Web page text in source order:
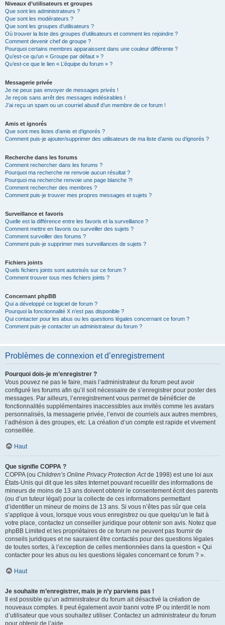
Niveaux d’utilisateurs et groupes
Que sont les administrateurs ?
Que sont les modérateurs ?
Que sont les groupes d’utilisateurs ?
Où trouver la liste des groupes d’utilisateurs et comment les rejoindre ?
Comment devenir chef de groupe ?
Pourquoi certains membres apparaissent dans une couleur différente ?
Qu’est-ce qu’un « Groupe par défaut » ?
Qu’est-ce que le lien « L’équipe du forum » ?
Messagerie privée
Je ne peux pas envoyer de messages privés !
Je reçois sans arrêt des messages indésirables !
J’ai reçu un spam ou un courriel abusif d’un membre de ce forum !
Amis et ignorés
Que sont mes listes d’amis et d’ignorés ?
Comment puis-je ajouter/supprimer des utilisateurs de ma liste d’amis ou d’ignorés ?
Recherche dans les forums
Comment rechercher dans les forums ?
Pourquoi ma recherche ne renvoie aucun résultat ?
Pourquoi ma recherche renvoie une page blanche ?!
Comment rechercher des membres ?
Comment puis-je trouver mes propres messages et sujets ?
Surveillance et favoris
Quelle est la différence entre les favoris et la surveillance ?
Comment mettre en favoris ou surveiller des sujets ?
Comment surveiller des forums ?
Comment puis-je supprimer mes surveillances de sujets ?
Fichiers joints
Quels fichiers joints sont autorisés sur ce forum ?
Comment trouver tous mes fichiers joints ?
Concernant phpBB
Qui a développé ce logiciel de forum ?
Pourquoi la fonctionnalité X n’est pas disponible ?
Qui contacter pour les abus ou les questions légales concernant ce forum ?
Comment puis-je contacter un administrateur du forum ?
Problèmes de connexion et d’enregistrement
Pourquoi dois-je m’enregistrer ?
Vous pouvez ne pas le faire, mais l’administrateur du forum peut avoir
configuré les forums afin qu’il soit nécessaire de s’enregistrer pour poster des
messages. Par ailleurs, l’enregistrement vous permet de bénéficier de
fonctionnalités supplémentaires inaccessibles aux invités comme les avatars
personnalisés, la messagerie privée, l’envoi de courriels aux autres membres,
l’adhésion à des groupes, etc. La création d’un compte est rapide et vivement
conseillée.
Haut
Que signifie COPPA ?
COPPA (ou Children’s Online Privacy Protection Actde 1998) est une loi aux
États-Unis qui dit que les sites Internet pouvant recueillir des informations de
mineurs de moins de 13 ans doivent obtenir le consentement écrit des parents
(ou d’un tuteur légal) pour la collecte de ces informations permettant
d’identifier un mineur de moins de 13 ans. Si vous n’êtes pas sûr que cela
s’applique à vous, lorsque vous vous enregistrez ou que quelqu’un le fait à
votre place, contactez un conseiller juridique pour obtenir son avis. Notez que
phpBB Limited et les propriétaires de ce forum ne peuvent pas fournir de
conseils juridiques et ne sauraient être contactés pour des questions légales
de toutes sortes, à l’exception de celles mentionnées dans la question « Qui
contacter pour les abus ou les questions légales concernant ce forum ? ».
Haut
Je souhaite m’enregistrer, mais je n’y parviens pas !
Il est possible qu’un administrateur du forum ait désactivé la création de
nouveaux comptes. Il peut également avoir banni votre IP ou interdit le nom
d’utilisateur que vous souhaitez utiliser. Contactez un administrateur du forum
pour obtenir de l’aide.